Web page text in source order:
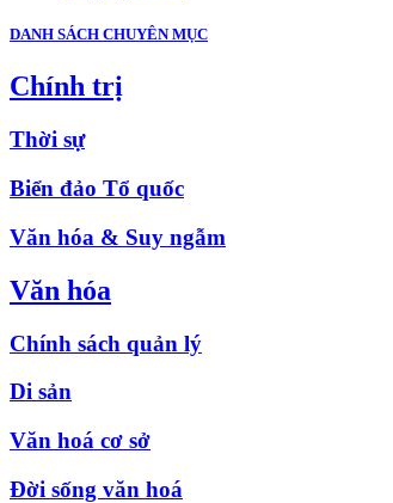
DANH SÁCH CHUYÊN MỤC
Chính trị
Thời sự
Biển đảo Tổ quốc
Văn hóa & Suy ngẫm
Văn hóa
Chính sách quản lý
Di sản
Văn hoá cơ sở
Đời sống văn hoá